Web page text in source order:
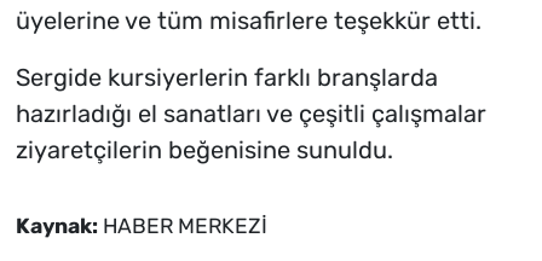
üyelerine ve tüm misafirlere teşekkür etti.
Sergide kursiyerlerin farklı branşlarda
hazırladığı el sanatları ve çeşitli çalışmalar
ziyaretçilerin beğenisine sunuldu.
Kaynak: HABER MERKEZİ